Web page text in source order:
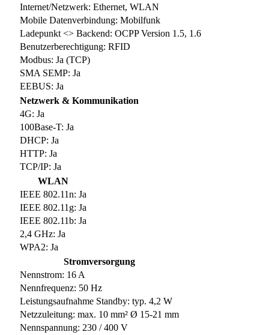
Internet/Netzwerk: Ethernet, WLAN
Mobile Datenverbindung: Mobilfunk
Ladepunkt <> Backend: OCPP Version 1.5, 1.6
Benutzerberechtigung: RFID
Modbus: Ja (TCP)
SMA SEMP: Ja
EEBUS: Ja
Netzwerk & Kommunikation
4G: Ja
100Base-T: Ja
DHCP: Ja
HTTP: Ja
TCP/IP: Ja
WLAN
IEEE 802.11n: Ja
IEEE 802.11g: Ja
IEEE 802.11b: Ja
2,4 GHz: Ja
WPA2: Ja
Stromversorgung
Nennstrom: 16 A
Nennfrequenz: 50 Hz
Leistungsaufnahme Standby: typ. 4,2 W
Netzzuleitung: max. 10 mm² Ø 15-21 mm
Nennspannung: 230 / 400 V